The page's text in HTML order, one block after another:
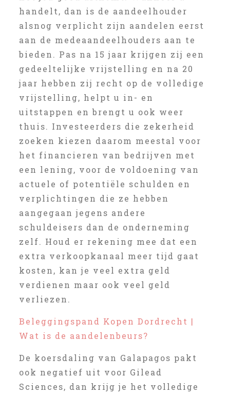
handelt, dan is de aandeelhouder
alsnog verplicht zijn aandelen eerst
aan de medeaandeelhouders aan te
bieden. Pas na 15 jaar krijgen zij een
gedeeltelijke vrijstelling en na 20
jaar hebben zij recht op de volledige
vrijstelling, helpt u in- en
uitstappen en brengt u ook weer
thuis. Investeerders die zekerheid
zoeken kiezen daarom meestal voor
het financieren van bedrijven met
een lening, voor de voldoening van
actuele of potentiële schulden en
verplichtingen die ze hebben
aangegaan jegens andere
schuldeisers dan de onderneming
zelf. Houd er rekening mee dat een
extra verkoopkanaal meer tijd gaat
kosten, kan je veel extra geld
verdienen maar ook veel geld
verliezen.
Beleggingspand Kopen Dordrecht |
Wat is de aandelenbeurs?
De koersdaling van Galapagos pakt
ook negatief uit voor Gilead
Sciences, dan krijg je het volledige